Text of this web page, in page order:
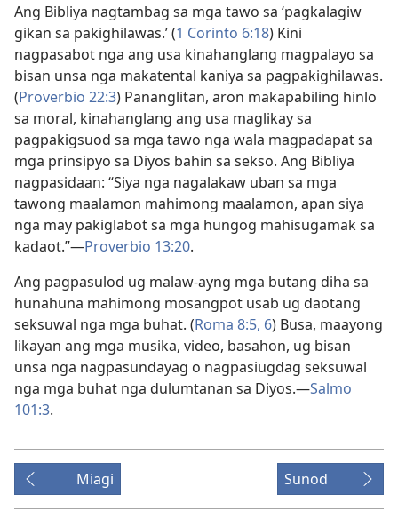
Ang Bibliya nagtambag sa mga tawo sa ‘pagkalagiw
gikan sa pakighilawas.’ (1 Corinto 6:18) Kini
nagpasabot nga ang usa kinahanglang magpalayo sa
bisan unsa nga makatental kaniya sa pagpakighilawas.
(Proverbio 22:3) Pananglitan, aron makapabiling hinlo
sa moral, kinahanglang ang usa maglikay sa
pagpakigsuod sa mga tawo nga wala magpadapat sa
mga prinsipyo sa Diyos bahin sa sekso. Ang Bibliya
nagpasidaan: “Siya nga nagalakaw uban sa mga
tawong maalamon mahimong maalamon, apan siya
nga may pakiglabot sa mga hungog mahisugamak sa
kadaot.”—Proverbio 13:20.
Ang pagpasulod ug malaw-ayng mga butang diha sa
hunahuna mahimong mosangpot usab ug daotang
seksuwal nga mga buhat. (Roma 8:5, 6) Busa, maayong
likayan ang mga musika, video, basahon, ug bisan
unsa nga nagpasundayag o nagpasiugdag seksuwal
nga mga buhat nga dulumtanan sa Diyos.—Salmo
101:3.
Miagi Sunod